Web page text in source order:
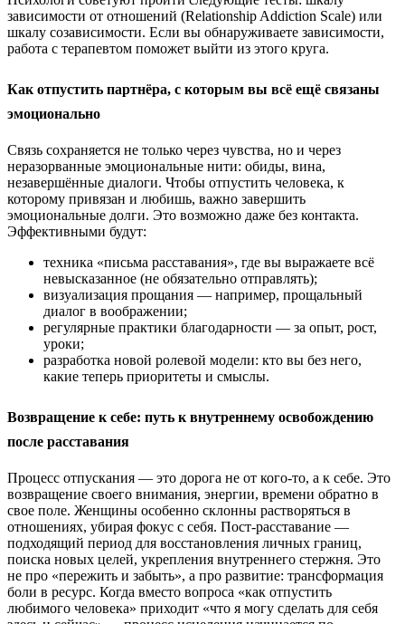
зависимости от отношений (Relationship Addiction Scale) или
шкалу созависимости. Если вы обнаруживаете зависимости,
работа с терапевтом поможет выйти из этого круга.
Как отпустить партнёра, с которым вы всё ещё связаны
эмоционально
Связь сохраняется не только через чувства, но и через
неразорванные эмоциональные нити: обиды, вина,
незавершённые диалоги. Чтобы отпустить человека, к
которому привязан и любишь, важно завершить
эмоциональные долги. Это возможно даже без контакта.
Эффективными будут:
техника «письма расставания», где вы выражаете всё
невысказанное (не обязательно отправлять);
визуализация прощания — например, прощальный
диалог в воображении;
регулярные практики благодарности — за опыт, рост,
уроки;
разработка новой ролевой модели: кто вы без него,
какие теперь приоритеты и смыслы.
Возвращение к себе: путь к внутреннему освобождению
после расставания
Процесс отпускания — это дорога не от кого-то, а к себе. Это
возвращение своего внимания, энергии, времени обратно в
свое поле. Женщины особенно склонны растворяться в
отношениях, убирая фокус с себя. Пост-расставание —
подходящий период для восстановления личных границ,
поиска новых целей, укрепления внутреннего стержня. Это
не про «пережить и забыть», а про развитие: трансформация
боли в ресурс. Когда вместо вопроса «как отпустить
любимого человека» приходит «что я могу сделать для себя